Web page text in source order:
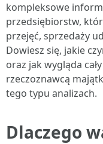
kompleksowe
przedsiębiorstw,
przejęć, sprzedaży
Dowiesz się, jakie
oraz jak wygląda
rzeczoznawcą
tego typu analizach.
Dlaczego